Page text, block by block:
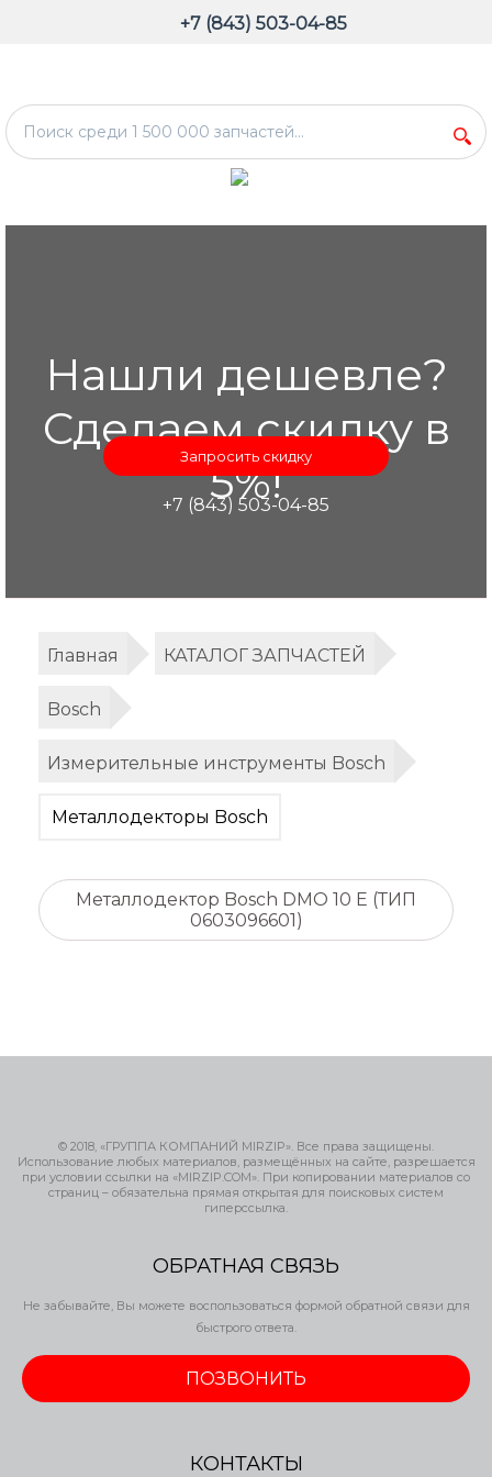
+7 (843) 503-04-85
Нашли дешевле?
Сделаем скидку в
5%!
Запросить скидку
+7 (843) 503-04-85
Главная КАТАЛОГ ЗАПЧАСТЕЙ
Bosch
Измерительные инструменты Bosch
Металлодекторы Bosch
Металлодектор Bosch DMO 10 E (ТИП
0603096601)
© 2018, «ГРУППА КОМПАНИЙ MIRZIP». Все права защищены.
Использование любых материалов, размещённых на сайте, разрешается
при условии ссылки на «MIRZIP.COM». При копировании материалов со
страниц – обязательна прямая открытая для поисковых систем
гиперссылка.
ОБРАТНАЯ СВЯЗЬ
Не забывайте, Вы можете воспользоваться формой обратной связи для
быстрого ответа.
ПОЗВОНИТЬ
КОНТАКТЫ